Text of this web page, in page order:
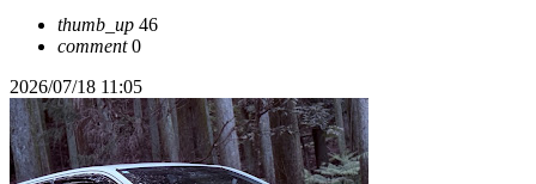
thumb_up 46
comment0
2026/07/18 11:05